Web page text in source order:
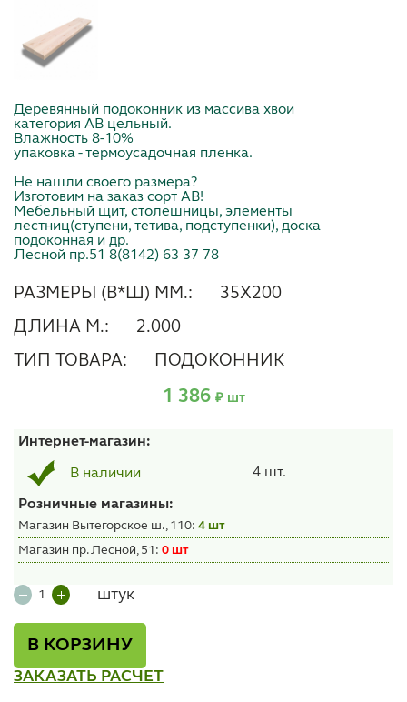
Деревянный подоконник из массива хвои
категория АВ цельный.
Влажность 8-10%
упаковка - термоусадочная пленка.
Не нашли своего размера?
Изготовим на заказ сорт АВ!
Мебельный щит, столешницы, элементы
лестниц(ступени, тетива, подступенки), доска
подоконная и др.
Лесной пр.51 8(8142) 63 37 78
РАЗМЕРЫ (В*Ш) ММ.: 35Х200
ДЛИНА М.: 2.000
ТИП ТОВАРА: ПОДОКОННИК
1 386 ₽ шт
Интернет-магазин:
В наличии 4 шт.
Розничные магазины:
Магазин Вытегорское ш., 110: 4 шт
Магазин пр. Лесной, 51: 0 шт
штук
В КОРЗИНУ
ЗАКАЗАТЬ РАСЧЕТ